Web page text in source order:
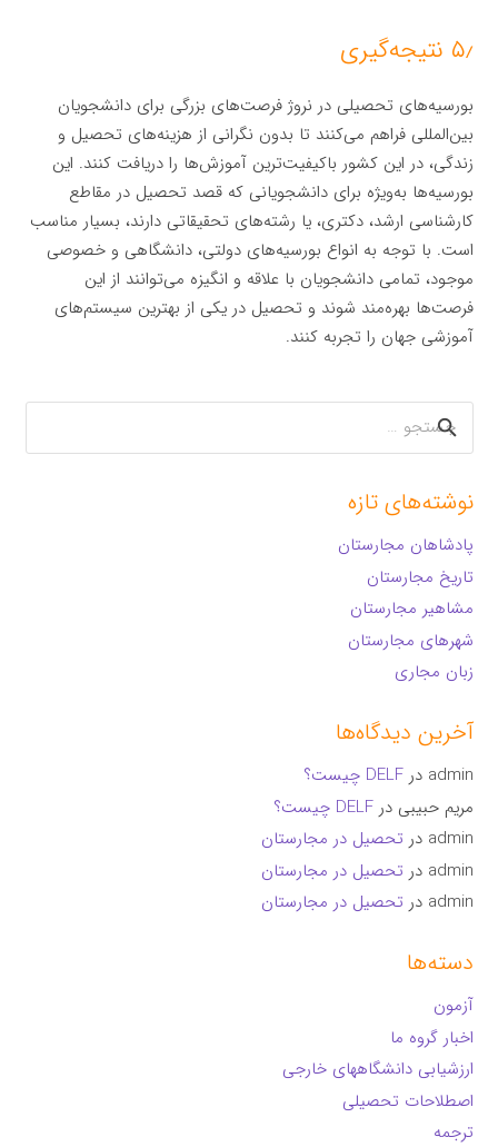
۵٫ نتیجه‌گیری
بورسیه‌های تحصیلی در نروژ فرصت‌های بزرگی برای دانشجویان
بین‌المللی فراهم می‌کنند تا بدون نگرانی از هزینه‌های تحصیل و
زندگی، در این کشور باکیفیت‌ترین آموزش‌ها را دریافت کنند. این
بورسیه‌ها به‌ویژه برای دانشجویانی که قصد تحصیل در مقاطع
کارشناسی ارشد، دکتری، یا رشته‌های تحقیقاتی دارند، بسیار مناسب
است. با توجه به انواع بورسیه‌های دولتی، دانشگاهی و خصوصی
موجود، تمامی دانشجویان با علاقه و انگیزه می‌توانند از این
فرصت‌ها بهره‌مند شوند و تحصیل در یکی از بهترین سیستم‌های
آموزشی جهان را تجربه کنند.
جستجو
برای:
نوشته‌های تازه
پادشاهان مجارستان
تاریخ مجارستان
مشاهیر مجارستان
شهرهای مجارستان
زبان مجاری
آخرین دیدگاه‌ها
admin درDELF چیست؟
مریم حبیبی درDELF چیست؟
admin در تحصیل در مجارستان
admin در تحصیل در مجارستان
admin در تحصیل در مجارستان
دسته‌ها
آزمون
اخبار گروه ما
ارزشیابی دانشگاههای خارجی
اصطلاحات تحصیلی
ترجمه